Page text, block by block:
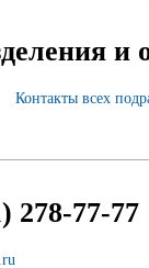
и
Контакты всех
278-77-77